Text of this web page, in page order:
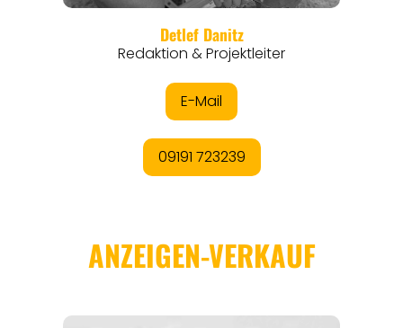
ORTE
THEMEN